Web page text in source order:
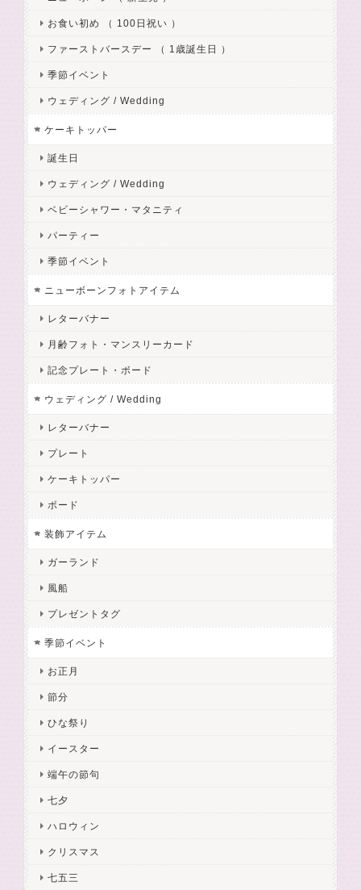
お食い初め （ 100日祝い ）
ファーストバースデー （ 1歳誕生日 ）
季節イベント
ウェディング / Wedding
ケーキトッパー
誕生日
ウェディング / Wedding
ベビーシャワー・マタニティ
パーティー
季節イベント
ニューボーンフォトアイテム
レターバナー
月齢フォト・マンスリーカード
記念プレート・ボード
ウェディング / Wedding
レターバナー
プレート
ケーキトッパー
ボード
装飾アイテム
ガーランド
風船
プレゼントタグ
季節イベント
お正月
節分
ひな祭り
イースター
端午の節句
七夕
ハロウィン
クリスマス
七五三